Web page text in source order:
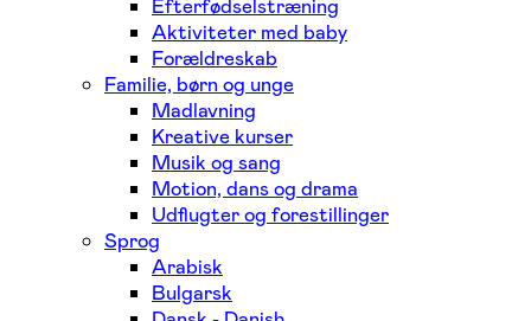
Efterfødselstræning
Aktiviteter med baby
Forældreskab
Familie, børn og unge
Madlavning
Kreative kurser
Musik og sang
Motion, dans og drama
Udflugter og forestillinger
Sprog
Arabisk
Bulgarsk